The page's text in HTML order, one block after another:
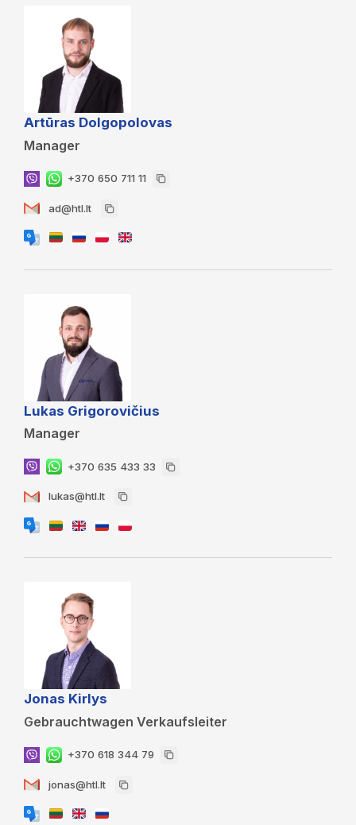
Artūras Dolgopolovas
Manager
+370 650 711 11
ad@htl.lt
Lukas Grigorovičius
Manager
+370 635 433 33
lukas@htl.lt
Jonas Kirlys
Gebrauchtwagen Verkaufsleiter
+370 618 344 79
jonas@htl.lt